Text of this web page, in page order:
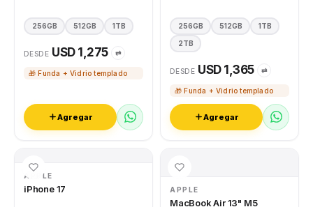
256GB 512GB 1TB
DESDE USD 1,275 ⇄
🎁 Funda + Vidrio templado
Agregar
256GB 512GB 1TB
2TB
DESDE USD 1,365 ⇄
🎁 Funda + Vidrio templado
Agregar
APPLE
iPhone 17 APPLE
MacBook Air 13" M5